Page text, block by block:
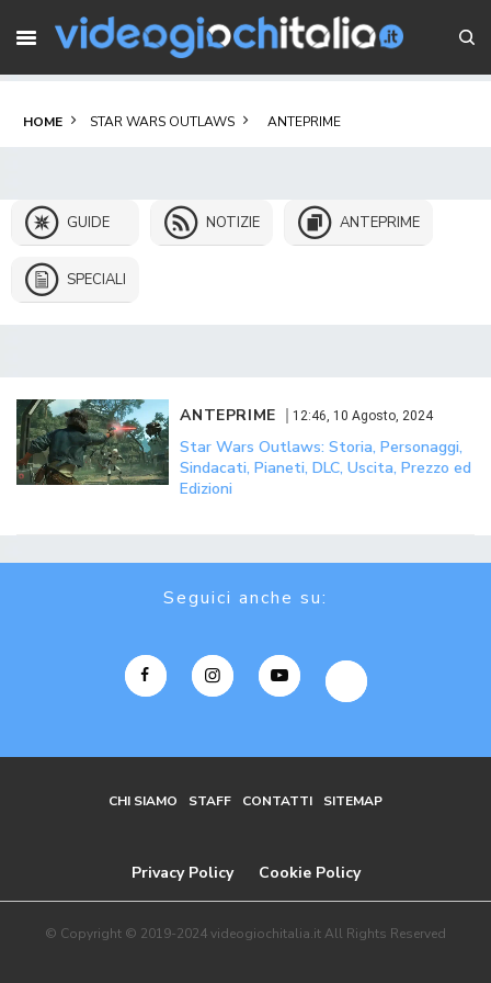
HOME STAR WARS OUTLAWS ANTEPRIME
GUIDE NOTIZIE ANTEPRIME
SPECIALI
ANTEPRIME 12:46, 10 Agosto, 2024
Star Wars Outlaws: Storia, Personaggi,
Sindacati, Pianeti, DLC, Uscita, Prezzo ed
Edizioni
Seguici anche su:
CHI SIAMO STAFF CONTATTI SITEMAP
Privacy Policy Cookie Policy
© Copyright © 2019-2024 videogiochitalia.it All Rights Reserved